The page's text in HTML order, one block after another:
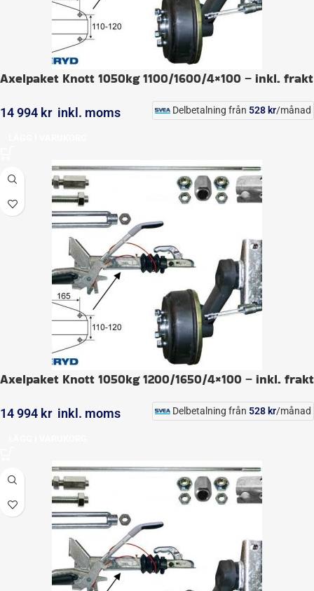
Axelpaket Knott 1050kg 1100/1600/4×100 – inkl. frakt
14 994 kr inkl. moms Delbetalning från 528 kr/månad
Axelpaket Knott 1050kg 1200/1650/4×100 – inkl. frakt
14 994 kr inkl. moms Delbetalning från 528 kr/månad